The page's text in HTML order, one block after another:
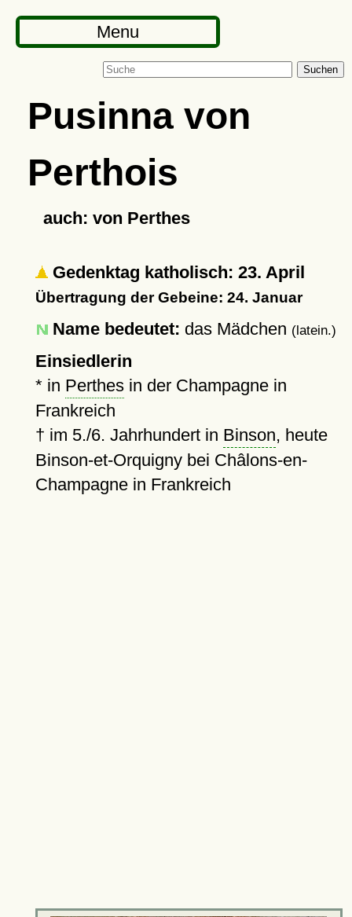
Menu
Suchen
Pusinna von
Perthois
auch: von Perthes
Gedenktag katholisch: 23. April
Übertragung der Gebeine: 24. Januar
Name bedeutet: das Mädchen (latein.)
Einsiedlerin
* in Perthesin der Champagne in
Frankreich
† im 5./6. Jahrhundert in Binson, heute
Binson-et-Orquigny bei Châlons-en-
Champagne in Frankreich